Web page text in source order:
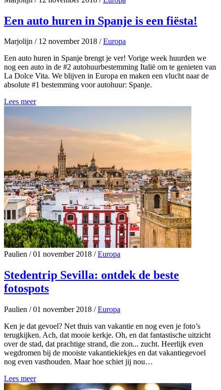
Een auto huren in Spanje is een fiësta!
Marjolijn /12 november 2018 / Europa
Een auto huren in Spanje brengt je ver! Vorige week huurden we
nog een auto in de #2 autohuurbestemming Italië om te genieten van
La Dolce Vita. We blijven in Europa en maken een vlucht naar de
absolute #1 bestemming voor autohuur: Spanje.
Lees meer
Paulien /01 november 2018 / Europa
Stedentrip Sevilla: ontdek de beste
fotospots
Paulien /01 november 2018 / Europa
Ken je dat gevoel? Net thuis van vakantie en nog even je foto’s
terugkijken. Ach, dat mooie kerkje. Oh, en dat fantastische uitzicht
over de stad, dat prachtige strand, die zon... zucht. Heerlijk even
wegdromen bij de mooiste vakantiekiekjes en dat vakantiegevoel
nog even vasthouden. Maar hoe schiet jij nou…
Lees meer